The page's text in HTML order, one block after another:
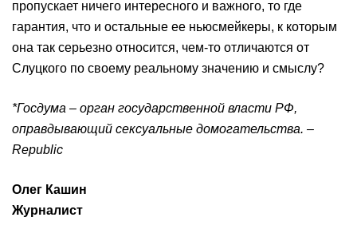
пропускает ничего интересного и важного, то где
гарантия, что и остальные ее ньюсмейкеры, к которым
она так серьезно относится, чем-то отличаются от
Слуцкого по своему реальному значению и смыслу?
*Госдума – орган государственной власти РФ,
оправдывающий сексуальные домогательства. –
Republic
Олег Кашин
Журналист